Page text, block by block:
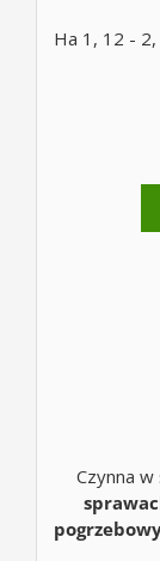
Ha 1, 12 -
Czynna